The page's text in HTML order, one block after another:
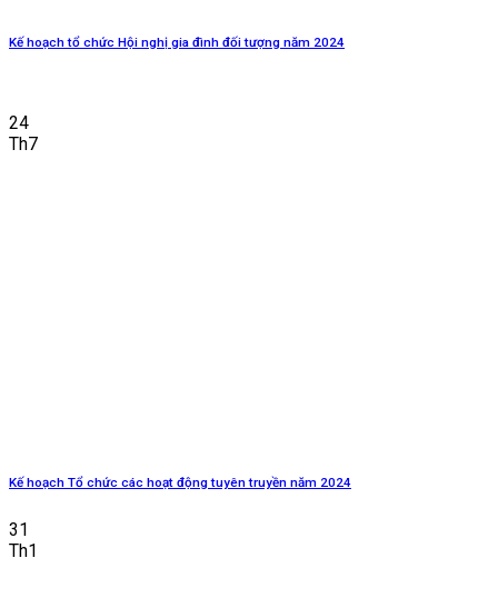
Kế hoạch tổ chức Hội nghị gia đình đối tượng năm 2024
24
Th7
Kế hoạch Tổ chức các hoạt động tuyên truyền năm 2024
31
Th1